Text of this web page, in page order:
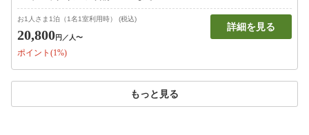
お1人さま1泊（1名1室利用時） (税込)
20,800円 ／人〜
ポイント(1%)
詳細を見る
もっと見る